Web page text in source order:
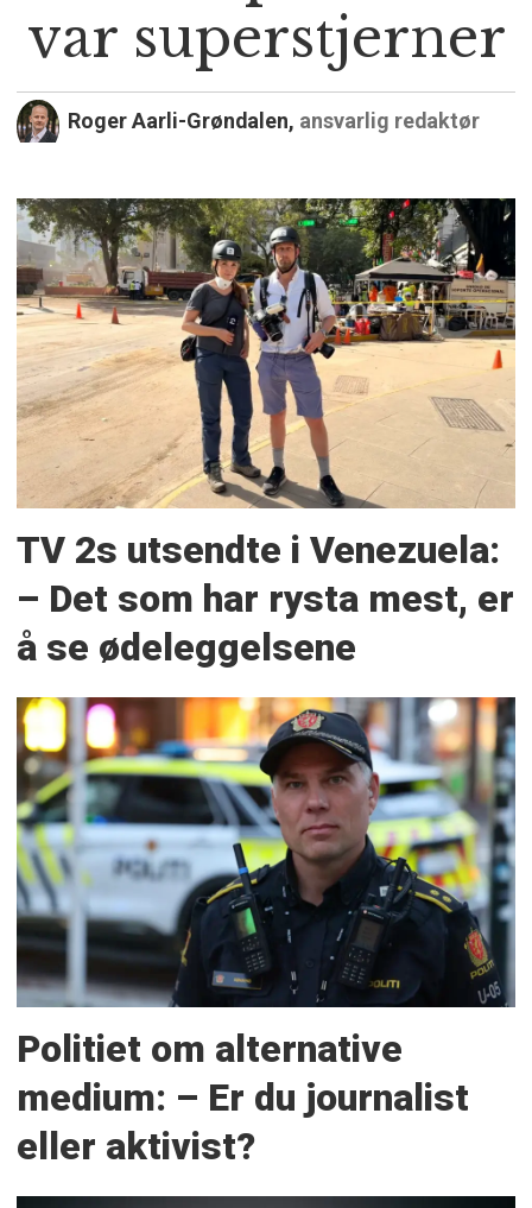
var superstjerner
Roger Aarli-Grøndalen, ansvarlig redaktør
TV 2s utsendte i Venezuela:
– Det som har rysta mest, er
å se ødeleggelsene
Politiet om alternative
medium: – Er du journalist
eller aktivist?